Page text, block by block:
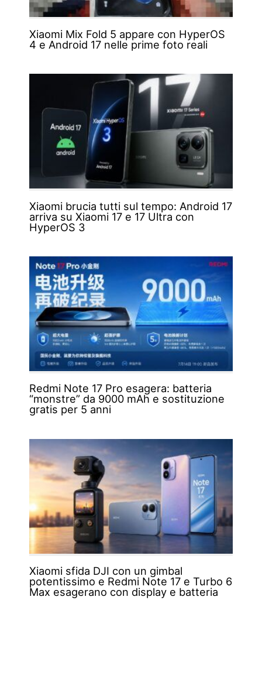
Xiaomi Mix Fold 5 appare con HyperOS
4 e Android 17 nelle prime foto reali
Xiaomi brucia tutti sul tempo: Android 17
arriva su Xiaomi 17 e 17 Ultra con
HyperOS 3
Redmi Note 17 Pro esagera: batteria
“monstre” da 9000 mAh e sostituzione
gratis per 5 anni
Xiaomi sfida DJI con un gimbal
potentissimo e Redmi Note 17 e Turbo 6
Max esagerano con display e batteria